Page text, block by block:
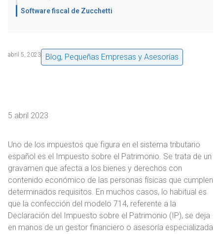
Software fiscal de Zucchetti
abril 5, 2023 Blog, Pequeñas Empresas y Asesorías
5 abril 2023
Uno de los impuestos que figura en el sistema tributario
español es el Impuesto sobre el Patrimonio. Se trata de un
gravamen que afecta a los bienes y derechos con
contenido económico de las personas físicas que cumplen
determinados requisitos. En muchos casos, lo habitual es
que la confección del modelo 714, referente a la
Declaración del Impuesto sobre el Patrimonio (IP), se deja
en manos de un gestor financiero o asesoría especializada